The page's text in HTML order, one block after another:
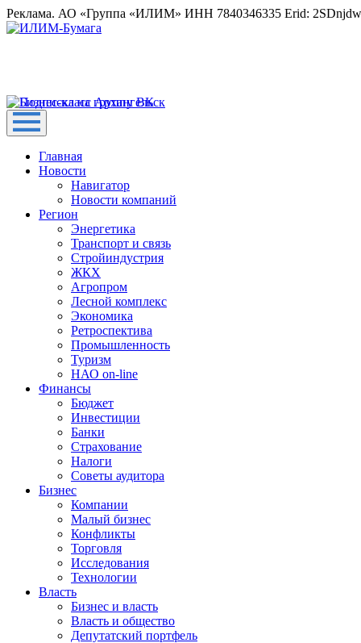
Реклама. АО «Группа «ИЛИМ» ИНН 7840346335 Erid:
Главная
Новости
Навигатор
Новости компаний
Регион
Энергетика
Транспорт и связь
Стройиндустрия
ЖКХ
Агропром
Лесной комплекс
Экономика
Ретроспектива
Промышленность
Туризм
НАО on-line
Финансы
Бюджет
Инвестиции
Банки
Страхование
Налоги
Советы аудитора
Бизнес
Компании
Малый бизнес
Конфликты
Торговля
Исследования
Технологии
Власть
Бизнес и власть
Власть и общество
Депутатский портфель